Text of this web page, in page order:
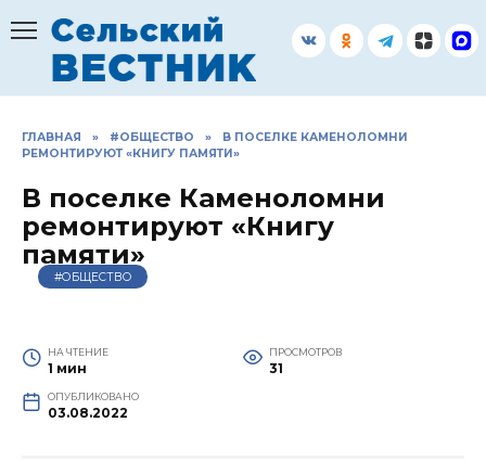
содержанию
ГЛАВНАЯ » #ОБЩЕСТВО »
В ПОСЕЛКЕ КАМЕНОЛОМНИ
РЕМОНТИРУЮТ «КНИГУ ПАМЯТИ»
В поселке Каменоломни
ремонтируют «Книгу
памяти»
#ОБЩЕСТВО
НА ЧТЕНИЕ
1 мин
ПРОСМОТРОВ
31
ОПУБЛИКОВАНО
03.08.2022